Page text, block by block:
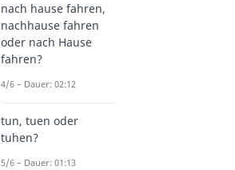
nach hause fahren,
nachhause fahren
oder nach Hause
fahren?
4/6 – Dauer: 02:12
tun, tuen oder
tuhen?
5/6 – Dauer: 01:13